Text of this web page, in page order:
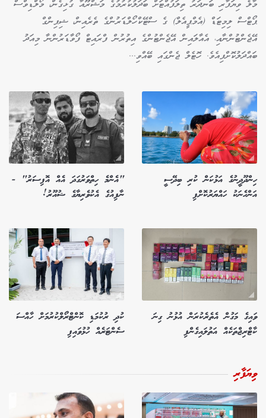
މާލެ ވިޔަފާރި ބަނދަރު ތިލަފުއްޓަށް ބަދަލުކުރުމުގެ މަޝްރޫއާ ގުޅިގެން، މޯލްޑިވްސް
ޕޯޓްސް ލިމިޓަޑް (އެމްޕީއެލް) ގެ ސްޓޭކްހޯލްޑަރުންގެ ތެރެއިން، ޝިޕިންގް
އޭޖެންޓުންނާއި، އެއާލައިން އޭޖެންޓުންގެ އިތުރުން ފްރައިޓް ފޯވާޑަރުންނާ މިއަދު
ބައްދަލުކޮށްފިއެވެ. ހޮޓެލް ޖެންގައި ބޭއްވި...
ހިންދޫދީނުގެ އަޅުކަން ކުރި ބިދޭސީ
އަންހެނަކު ހައްޔަރުކޮށްފި
"އެންމެ ހިތްވަރުގަދަ އެއް އޮފިސަރު" -
ނާފިއުގެ އެކުވެރިޔާގެ ޝުއޫރު!
ވައިގެ މަގުން އެތެރެކުރަން އުޅުނު ގިނަ
ކާޓްރިޖްތަކެއް އަތުލައިގެންފި
ކުދި ރުކުމަޑި ކޮންޓްރޯލްކުރުމަށް ހާއްސަ
ސެންޓަރެއް ހުޅުވައިފި
ވިޔަފާރި